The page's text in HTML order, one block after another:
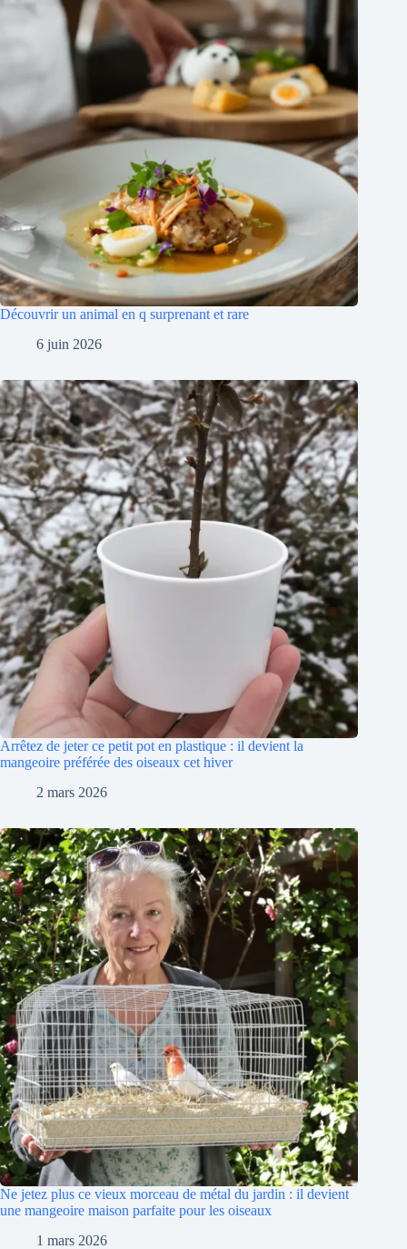
Découvrir un animal en q surprenant et rare
6 juin 2026
Arrêtez de jeter ce petit pot en plastique : il devient la
mangeoire préférée des oiseaux cet hiver
2 mars 2026
Ne jetez plus ce vieux morceau de métal du jardin : il devient
une mangeoire maison parfaite pour les oiseaux
1 mars 2026